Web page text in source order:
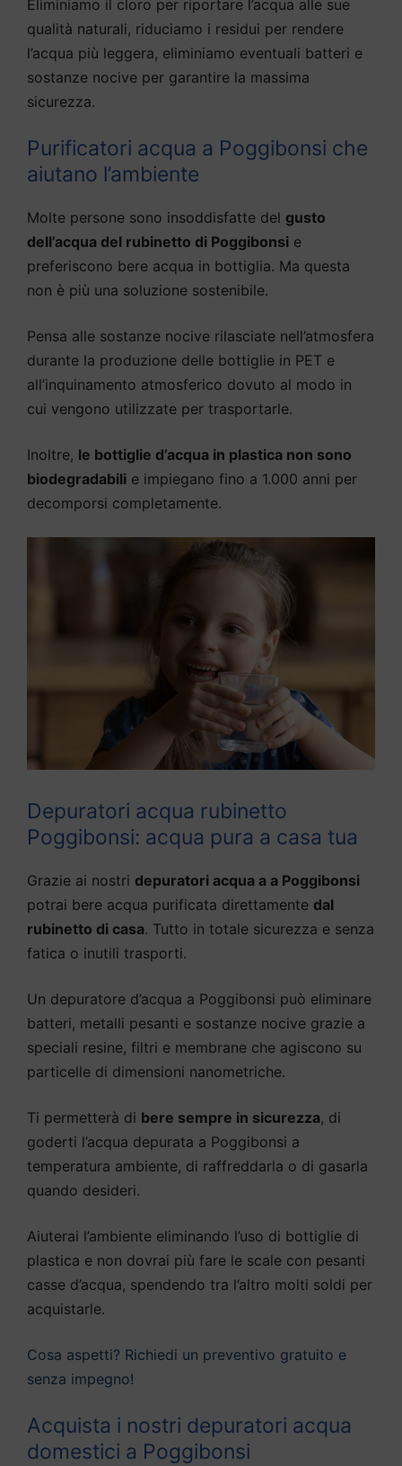
Eliminiamo il cloro per riportare l’acqua alle sue
qualità naturali, riduciamo i residui per rendere
l’acqua più leggera, eliminiamo eventuali batteri e
sostanze nocive per garantire la massima
sicurezza.
Purificatori acqua a Poggibonsi che
aiutano l’ambiente
Molte persone sono insoddisfatte del gusto
dell’acqua del rubinetto di Poggibonsi e
preferiscono bere acqua in bottiglia. Ma questa
non è più una soluzione sostenibile.
Pensa alle sostanze nocive rilasciate nell’atmosfera
durante la produzione delle bottiglie in PET e
all’inquinamento atmosferico dovuto al modo in
cui vengono utilizzate per trasportarle.
Inoltre, le bottiglie d’acqua in plastica non sono
biodegradabili e impiegano fino a 1.000 anni per
decomporsi completamente.
Depuratori acqua rubinetto
Poggibonsi: acqua pura a casa tua
Grazie ai nostri depuratori acqua a a Poggibonsi
potrai bere acqua purificata direttamente dal
rubinetto di casa. Tutto in totale sicurezza e senza
fatica o inutili trasporti.
Un depuratore d’acqua a Poggibonsi può eliminare
batteri, metalli pesanti e sostanze nocive grazie a
speciali resine, filtri e membrane che agiscono su
particelle di dimensioni nanometriche.
Ti permetterà di bere sempre in sicurezza, di
goderti l’acqua depurata a Poggibonsi a
temperatura ambiente, di raffreddarla o di gasarla
quando desideri.
Aiuterai l’ambiente eliminando l’uso di bottiglie di
plastica e non dovrai più fare le scale con pesanti
casse d’acqua, spendendo tra l’altro molti soldi per
acquistarle.
Cosa aspetti? Richiedi un preventivo gratuito e
senza impegno!
Acquista i nostri depuratori acqua
domestici a Poggibonsi